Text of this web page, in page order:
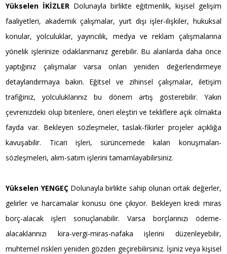
Yükselen İKİZLER Dolunayla birlikte eğitmenlik, kişisel gelişim
faaliyetleri, akademik çalışmalar, yurt dışı işler-ilişkiler, hukuksal
konular, yolculuklar, yayıncılık, medya ve reklam çalışmalarına
yönelik işlerinize odaklanmanız gerebilir. Bu alanlarda daha önce
yaptığınız çalışmalar varsa onları yeniden değerlendirmeye
detaylandırmaya bakın. Eğitsel ve zihinsel çalışmalar, iletişim
trafiğiniz, yolculuklarınız bu dönem artış gösterebilir. Yakın
çevrenizdeki olup bitenlere, öneri eleştiri ve tekliflere açık olmakta
fayda var. Bekleyen sözleşmeler, taslak-fikirler projeler açıklığa
kavuşabilir. Ticari işleri, sürüncemede kalan konuşmaları-
sözleşmeleri, alım-satım işlerini tamamlayabilirsiniz.
Yükselen YENGEÇ Dolunayla birlikte sahip olunan ortak değerler,
gelirler ve harcamalar konusu öne çıkıyor. Bekleyen kredi miras
borç-alacak işleri sonuçlanabilir. Varsa borçlarınızı ödeme-
alacaklarınızı kira-vergi-miras-nafaka işlerini düzenleyebilir,
muhtemel riskleri yeniden gözden geçirebilirsiniz. İşiniz veya kişisel